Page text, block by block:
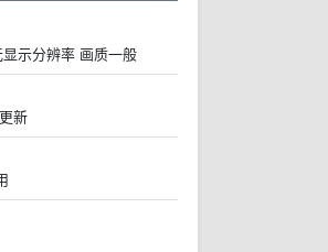
示分辨率 画质一般
新